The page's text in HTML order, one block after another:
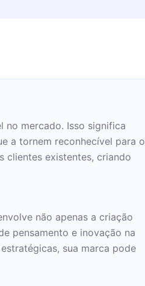
no mercado. Isso significa
a tornem reconhecível para o
clientes existentes, criando
não apenas a criação
pensamento e inovação na
sua marca pode